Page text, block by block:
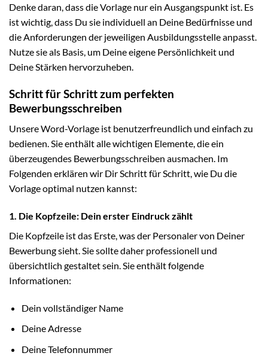
Denke daran, dass die Vorlage nur ein Ausgangspunkt ist. Es
ist wichtig, dass Du sie individuell an Deine Bedürfnisse und
die Anforderungen der jeweiligen Ausbildungsstelle anpasst.
Nutze sie als Basis, um Deine eigene Persönlichkeit und
Deine Stärken hervorzuheben.
Schritt für Schritt zum perfekten
Bewerbungsschreiben
Unsere Word-Vorlage ist benutzerfreundlich und einfach zu
bedienen. Sie enthält alle wichtigen Elemente, die ein
überzeugendes Bewerbungsschreiben ausmachen. Im
Folgenden erklären wir Dir Schritt für Schritt, wie Du die
Vorlage optimal nutzen kannst:
1. Die Kopfzeile: Dein erster Eindruck zählt
Die Kopfzeile ist das Erste, was der Personaler von Deiner
Bewerbung sieht. Sie sollte daher professionell und
übersichtlich gestaltet sein. Sie enthält folgende
Informationen:
Dein vollständiger Name
Deine Adresse
Deine Telefonnummer